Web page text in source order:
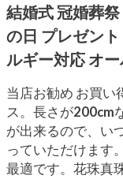
結婚式 冠婚葬
の日 プレゼン
ルギー対応 オ
当店お勧め お買い
ス。長さが200cm
が出来るので、い
っていただけます
最適です。花珠真